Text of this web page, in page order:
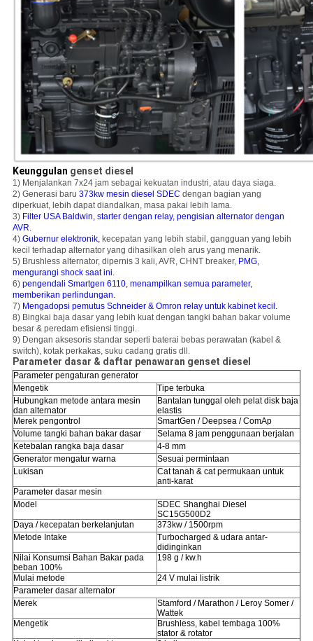
Keunggulan genset diesel
1) Menjalankan 7x24 jam sebagai kekuatan industri, atau daya siaga.
2) Generasi baru 373kw mesin diesel SDEC dengan bagian yang
diperkuat, lebih dapat diandalkan, masa pakai lebih lama.
3) Filter USA Baldwin, starter dengan relay, pengisian alternator dengan
AVR.
4) Gubernur elektronik,kecepatan yang lebih stabil, gangguan yang lebih
kecil terhadap alternator yang dihasilkan oleh arus yang menarik.
5) Brushless alternator, dipernis 3 kali, AVR, CHNT breaker, PMG,
mengurangi shock saat ini.
6) pengendali Smartgen 6110, menampilkan semua parameter,
memberikan perlindungan.
7) Mengadopsi pemutus Schneider & Omron relay untuk kabinet kecil.
8) Bingkai baja dasar yang lebih kuat dengan tangki bahan bakar volume
besar & peredam efisiensi tinggi.
9) Dengan aksesoris standar seperti baterai bebas perawatan (kabel &
switch), kotak perkakas, suku cadang gratis dll.
Parameter dasar & daftar penawaran genset diesel
Parameter pengaturan generator
Mengetik
Tipe terbuka
Hubungkan metode antara mesin
dan alternator
Bantalan tunggal oleh pelat disk baja
elastis
Merek pengontrol
SmartGen / Deepsea / ComAp
Volume tangki bahan bakar dasar
Selama 8 jam penggunaan berjalan
Ketebalan rangka baja dasar
4-8 mm
Generator mengatur warna
Sesuai permintaan
Lukisan
Cat tanah & cat permukaan untuk
anti-karat
Parameter dasar mesin
Model
SDEC Shanghai Diesel
SC15G500D2
Daya / kecepatan berkelanjutan
373kw / 1500rpm
Metode Intake
Turbocharged & udara antar-
didinginkan
Nilai Konsumsi Bahan Bakar pada
beban 100%
198 g / kw.h
Mulai metode
24 V mulai listrik
Parameter dasar alternator
Merek
Stamford / Marathon / Leroy Somer /
Wattek
Mengetik
Brushless, kabel tembaga 100%
stator & rotator